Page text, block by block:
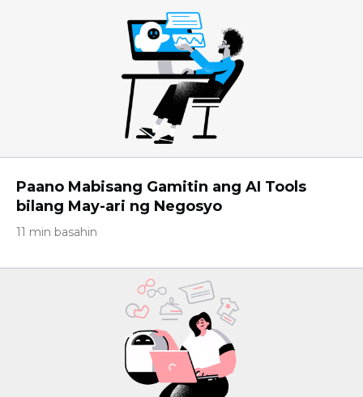
Paano Mabisang Gamitin ang AI Tools
bilang May-ari ng Negosyo
11 min basahin